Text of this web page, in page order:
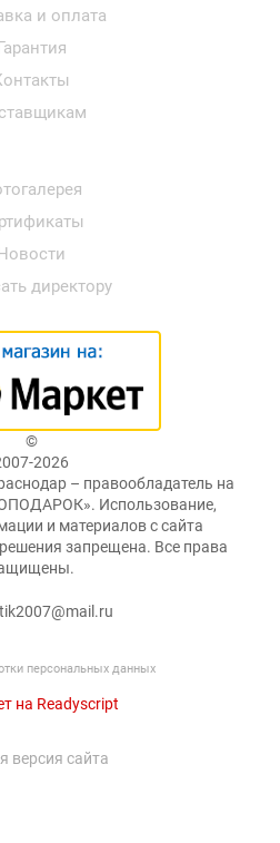
и оплата
Гарантия
Новости
директору
©
2026
– правообладатель на
Использование,
и материалов с сайта
запрещена. Все права
персональных данных
на Readyscript
версия сайта